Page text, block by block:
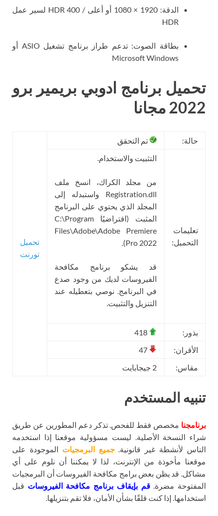
الدقة: 1920 × 1080 أو أعلى / HDR 400 لسير عمل
HDR
بطاقة الصوت: تدعم طراز برنامج تشغيل ASIO أو
Microsoft Windows
تحميل برنامج ادوبي بريمير برو
2022 مجانا
حالة: تم التحقق
تحميل
تورنت
تعليمات
التحميل:
التثبيت والاستخدام.
من مجلد الكراك، انسخ ملف
Registration.dll واستبدله إلى
المجلد الذي يحتوي على البرنامج
المثبت (افتراضيًا C:\Program
Files\Adobe\Adobe Premiere
Pro 2022).
قد يشكو برنامج مكافحة
الفيروسات لديك من وجود صدع
في البرنامج. نوصي بتعطيله عند
التنزيل والتثبيت.
بذور:
الأقران:
مقاس:
2 جيجابايت
تنبيه المستخدم
برنامجنا مخصص فقط للفحص. تذكر دعم المطورين عن طريق
شراء النسخة الأصلية. ليست مسؤولية موقعنا إذا استخدمه
الناس لأنشطة غير قانونية.جميع البرمجيات الموجودة على
موقعنا مأخوذة من الإنترنت، لذا لا يمكننا أن نلوم على أي
مشاكل. قد يظن بعض برامج مكافحة الفيروسات أن البرمجيات
المفتوحة مضرة.قم بإيقاف برنامج مكافحة الفيروسات قبل
استخدامها. إذا كنت قلقًا بشأن الأمان، فلا تقم بتنزيلها.